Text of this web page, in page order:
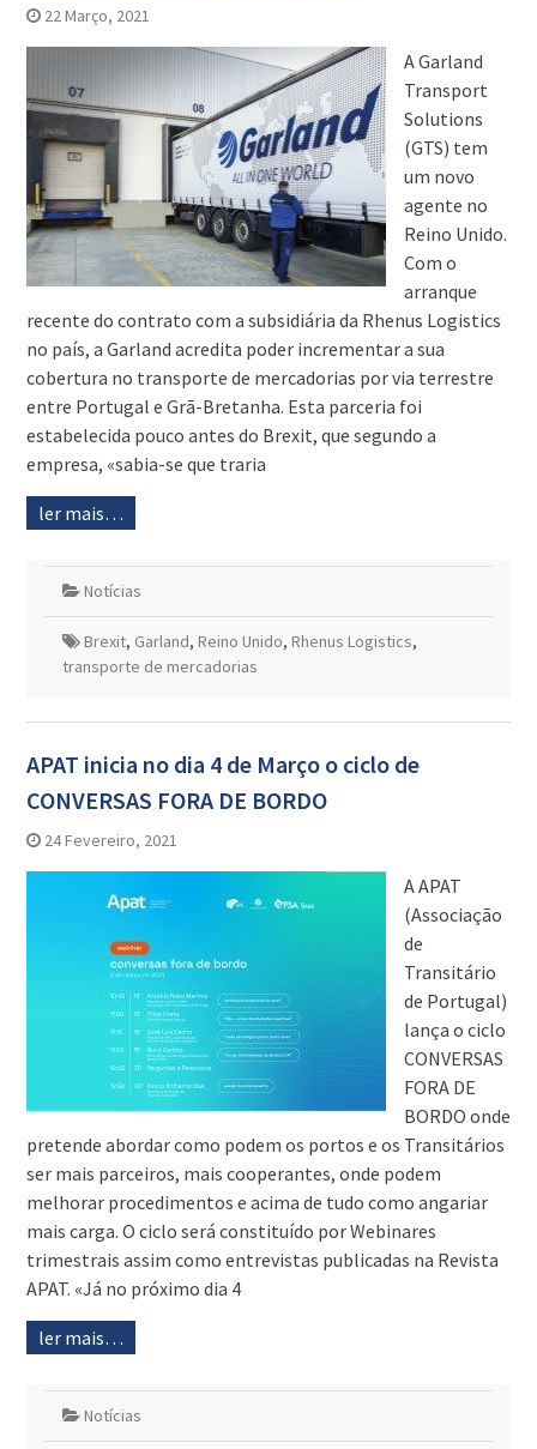
22 Março, 2021
A Garland
Transport
Solutions
(GTS) tem
um novo
agente no
Reino Unido.
Com o
arranque
recente do contrato com a subsidiária da Rhenus Logistics
no país, a Garland acredita poder incrementar a sua
cobertura no transporte de mercadorias por via terrestre
entre Portugal e Grã-Bretanha. Esta parceria foi
estabelecida pouco antes do Brexit, que segundo a
empresa, «sabia-se que traria
ler mais…
Notícias
Brexit, Garland, Reino Unido, Rhenus Logistics,
transporte de mercadorias
APAT inicia no dia 4 de Março o ciclo de
CONVERSAS FORA DE BORDO
24 Fevereiro, 2021
A APAT
(Associação
de
Transitário
de Portugal)
lança o ciclo
CONVERSAS
FORA DE
BORDO onde
pretende abordar como podem os portos e os Transitários
ser mais parceiros, mais cooperantes, onde podem
melhorar procedimentos e acima de tudo como angariar
mais carga. O ciclo será constituído por Webinares
trimestrais assim como entrevistas publicadas na Revista
APAT. «Já no próximo dia 4
ler mais…
Notícias